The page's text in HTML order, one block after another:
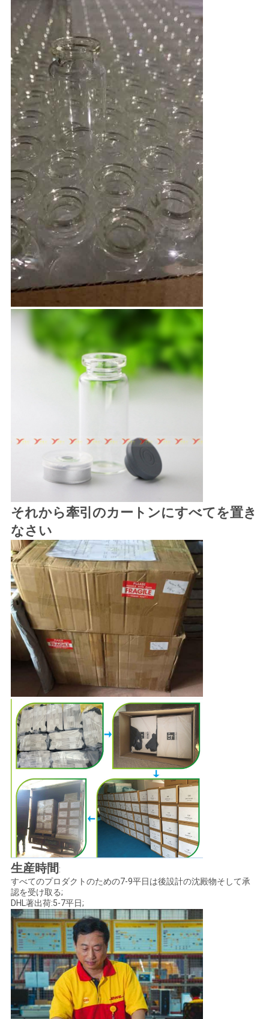
それから牽引のカートンにすべてを置き
なさい
生産時間 :
すべてのプロダクトのための7-9平日は後設計の沈殿物そして承
認を受け取る;
DHL著出荷:5-7平日;